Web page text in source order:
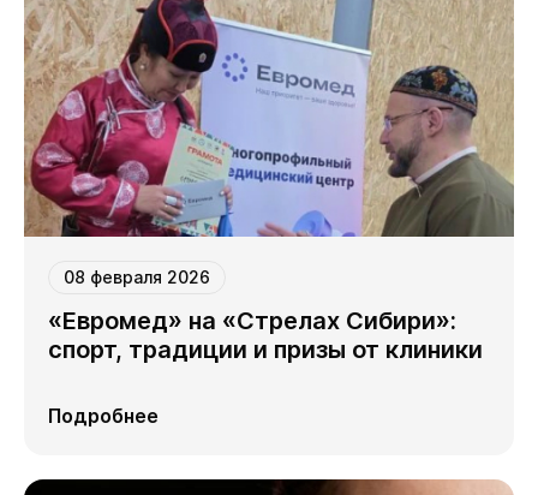
08 февраля 2026
«Евромед» на «Стрелах Сибири»:
спорт, традиции и призы от клиники
Подробнее